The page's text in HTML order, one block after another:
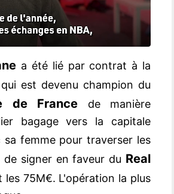
a été lié par contrat à la
est devenu champion du
de France de manière
bagage vers la capitale
femme pour traverser les
de signer en faveur du Real
75M€. L'opération la plus